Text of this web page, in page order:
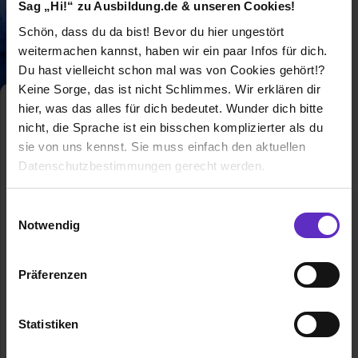
Sag „Hi!“ zu Ausbildung.de & unseren Cookies!
Schön, dass du da bist! Bevor du hier ungestört
weitermachen kannst, haben wir ein paar Infos für dich.
Du hast vielleicht schon mal was von Cookies gehört!?
Keine Sorge, das ist nicht Schlimmes. Wir erklären dir
hier, was das alles für dich bedeutet. Wunder dich bitte
nicht, die Sprache ist ein bisschen komplizierter als du
sie von uns kennst. Sie muss einfach den aktuellen
Datenschutzbestimmungen gerecht werden.
Benutzung der Webseite getroffenen Einstellungen zu
Webseite zu analysieren („Statistiken“), um
Informationen zu deiner Verwendung unserer Website an
Notwendig
Präferenzen
Statistiken
Elektroniker/in für Energie-
und Gebäudetechnik
Klassische duale
Berufsausbildung
hier freie Ausbildungsplätze und
Gebäudetechnik